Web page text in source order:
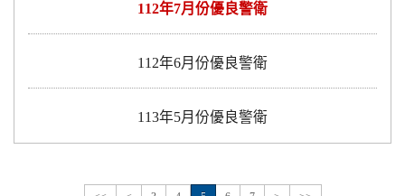
112年7月份優良警衛
112年6月份優良警衛
113年5月份優良警衛